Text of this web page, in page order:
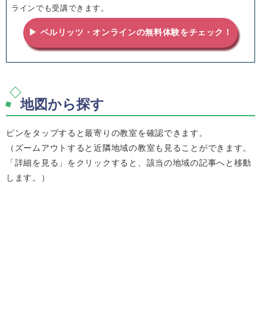
ラインでも受講できます。
▶ ベルリッツ・オンラインの無料体験をチェック！
地図から探す
ピンをタップすると最寄りの教室を確認できます。
（ズームアウトすると近隣地域の教室も見ることができます。
「詳細を見る」をクリックすると、該当の地域の記事へと移動
します。）